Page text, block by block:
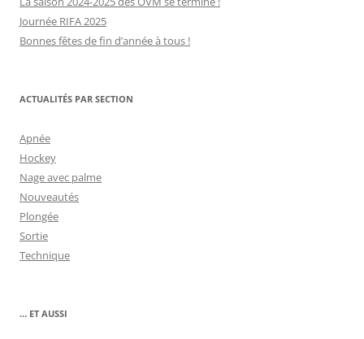
Journée RIFA 2025
Bonnes fêtes de fin d’année à tous !
ACTUALITÉS PAR SECTION
Apnée
Hockey
Nage avec palme
Nouveautés
Plongée
Sortie
Technique
… ET AUSSI